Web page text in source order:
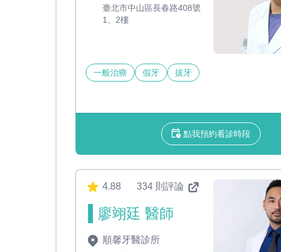
臺北市中山區長春路408號
1、2樓
一般治療 假牙 拔牙
點我預約看診時段
4.88 334 則評論
廖翊廷 醫師
順馨牙醫診所